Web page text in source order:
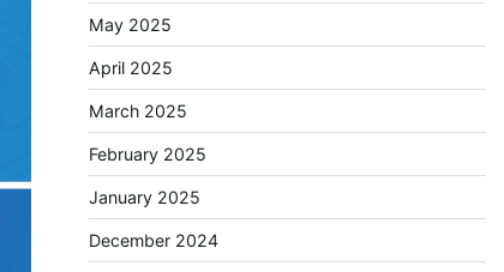
May 2025
April 2025
March 2025
February 2025
January 2025
December 2024